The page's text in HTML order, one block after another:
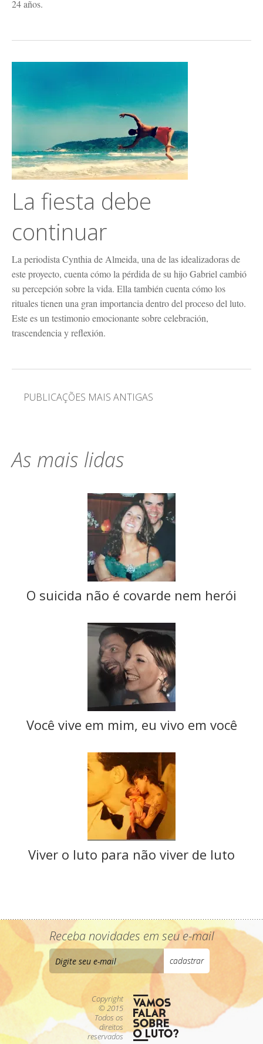
24 años.
La fiesta debe
continuar
La periodista Cynthia de Almeida, una de las idealizadoras de
este proyecto, cuenta cómo la pérdida de su hijo Gabriel cambió
su percepción sobre la vida. Ella también cuenta cómo los
rituales tienen una gran importancia dentro del proceso del luto.
Este es un testimonio emocionante sobre celebración,
trascendencia y reflexión.
Navegação
PUBLICAÇÕES MAIS ANTIGAS
As mais lidas
O suicida não é covarde nem herói
Você vive em mim, eu vivo em você
Viver o luto para não viver de luto
Copyright
© 2015
Todos os
direitos
reservados
Receba novidades em seu e-mail